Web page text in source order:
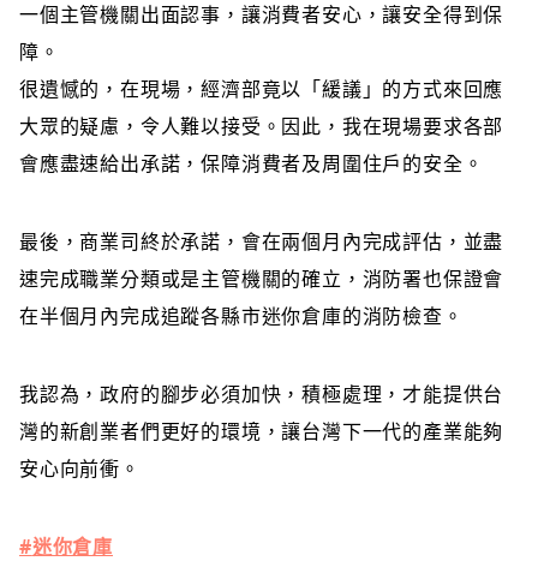
一個主管機關出面認事，讓消費者安心，讓安全得到保
障。
很遺憾的，在現場，經濟部竟以「緩議」的方式來回應
大眾的疑慮，令人難以接受。因此，我在現場要求各部
會應盡速給出承諾，保障消費者及周圍住戶的安全。
最後，商業司終於承諾，會在兩個月內完成評估，並盡
速完成職業分類或是主管機關的確立，消防署也保證會
在半個月內完成追蹤各縣市迷你倉庫的消防檢查。
我認為，政府的腳步必須加快，積極處理，才能提供台
灣的新創業者們更好的環境，讓台灣下一代的產業能夠
安心向前衝。
#迷你倉庫